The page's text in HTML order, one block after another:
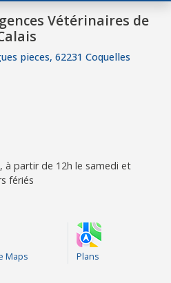
Vétérinaires de
pieces, 62231 Coquelles
à partir de 12h le samedi et
fériés
Maps Plans